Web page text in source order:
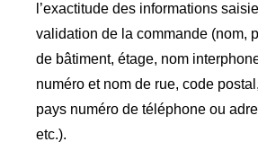
l’exactitude des informations
validation de la commande (nom,
de bâtiment, étage, nom
numéro et nom de rue, code
pays numéro de téléphone ou
etc.).